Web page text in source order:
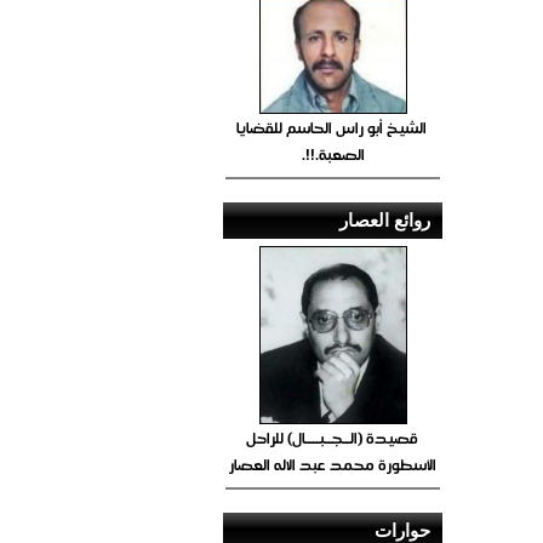
الشيخ أبو راس الحاسم للقضايا
الصعبة.!!.
روائع العصار
قصيدة (الــجــبــــال) للراحل
الأسطورة محمد عبد الاله العصار
حوارات